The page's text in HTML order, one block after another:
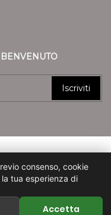
Iscriviti
REA VR 197557
consenso, cookie
tua esperienza di
Accetta